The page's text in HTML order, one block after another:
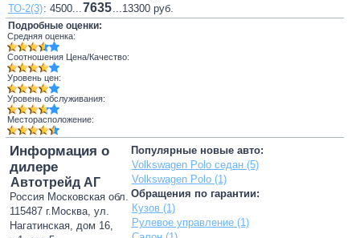
ТО-2(3): 4500...7635...13300 руб.
Подробные оценки:
Средняя оценка:
Соотношения Цена/Качество:
Уровень цен:
Уровень обслуживания:
Месторасположение:
Популярные новые авто:
Volkswagen Polo седан (5)
Volkswagen Polo (1)
Обращения по гарантии:
Кузов (1)
Рулевое управление (1)
Информация о
дилере
Автотрейд АГ
Россия Московская обл.
115487 г.Москва, ул.
Нагатинская, дом 16,